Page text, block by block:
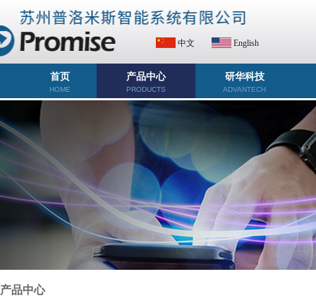
中文 English
首页
HOME
产品中心
PRODUCTS
研华科技
ADVANTECH
产品中心